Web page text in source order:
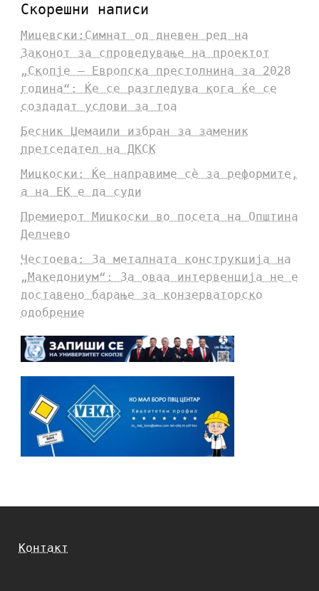
Скорешни написи
Мицевски:Симнат од дневен ред на
Законот за спроведување на проектот
„Скопје – Европска престолнина за 2028
година“: Ќе се разгледува кога ќе се
создадат услови за тоа
Бесник Џемаили избран за заменик
претседател на ДКСК
Мицкоски: Ќе направиме сè за реформите,
а на ЕК е да суди
Премиерот Мицкоски во посета на Општина
Делчево
Честоева: За металната конструкција на
„Македониум“: За оваа интервенција не е
доставено барање за конзерваторско
одобрение
Контакт